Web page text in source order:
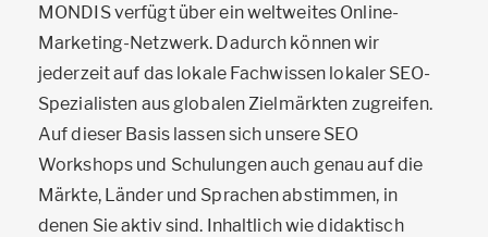
MONDIS verfügt über ein weltweites Online-
Marketing-Netzwerk. Dadurch können wir
jederzeit auf das lokale Fachwissen lokaler SEO-
Spezialisten aus globalen Zielmärkten zugreifen.
Auf dieser Basis lassen sich unsere SEO
Workshops und Schulungen auch genau auf die
Märkte, Länder und Sprachen abstimmen, in
denen Sie aktiv sind. Inhaltlich wie didaktisch